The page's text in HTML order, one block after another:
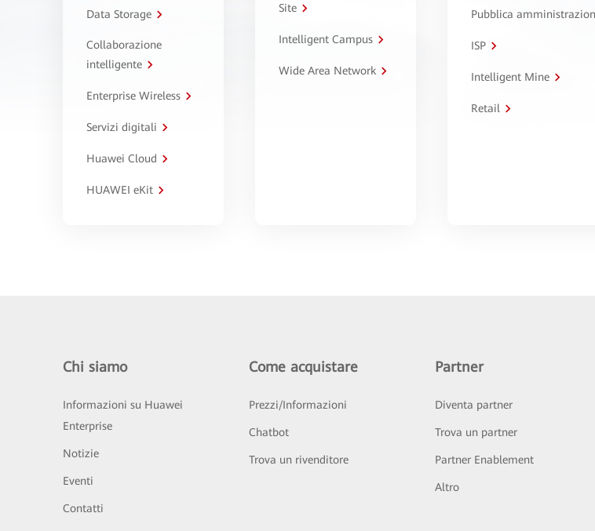
Data Storage
Collaborazione
intelligente
Enterprise Wireless
Servizi digitali
Huawei Cloud
HUAWEI eKit
Site
Intelligent Campus
Wide Area Network
Pubblica
ISP
Intelligent Mine
Retail
Chi siamo
Informazioni su Huawei
Enterprise
Notizie
Eventi
Contatti
Come acquistare
Prezzi/Informazioni
Chatbot
Trova un rivenditore
Partner
Diventa partner
Trova un partner
Partner Enablement
Altro